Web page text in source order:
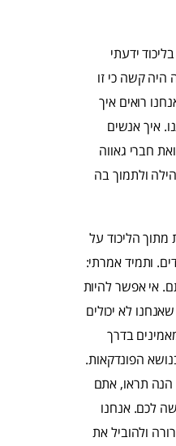
ידעתי
היה קשה כי זו
רואים איך
איך אנשים
חברי גאווה
ולתמוך בה
הליכוד על
ותמיד אמרתי:
אי אפשר להיות
לא יכולים
בדרך
הפונדקאות.
הנה תראו, אתם
לכם. אנחנו
ולהוביל את